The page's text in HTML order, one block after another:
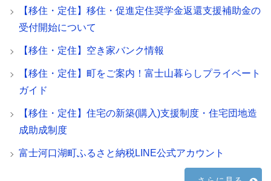
【移住・定住】移住・促進定住奨学金返還支援補助金の
受付開始について
【移住・定住】空き家バンク情報
【移住・定住】町をご案内！富士山暮らしプライベート
ガイド
【移住・定住】住宅の新築(購入)支援制度・住宅団地造
成助成制度
富士河口湖町ふるさと納税LINE公式アカウント